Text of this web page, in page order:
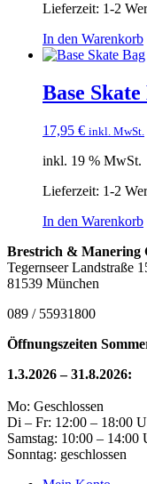
Lieferzeit: 1-2
In den Warenkorb
Base Skate
17,95 € inkl. MwSt.
inkl. 19 % MwSt.
Lieferzeit: 1-2
In den Warenkorb
Brestrich & Manering
Tegernseer Landstraße
81539 München
089 / 55931800
Öffnungszeiten
1.3.2026 – 31.8.2026:
Mo: Geschlossen
Di – Fr: 12:00 – 18:00
Samstag: 10:00 – 14:00
Sonntag: geschlossen